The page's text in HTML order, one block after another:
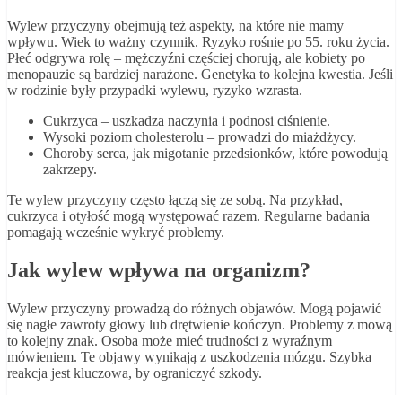
Wylew przyczyny obejmują też aspekty, na które nie mamy
wpływu. Wiek to ważny czynnik. Ryzyko rośnie po 55. roku życia.
Płeć odgrywa rolę – mężczyźni częściej chorują, ale kobiety po
menopauzie są bardziej narażone. Genetyka to kolejna kwestia. Jeśli
w rodzinie były przypadki wylewu, ryzyko wzrasta.
Cukrzyca – uszkadza naczynia i podnosi ciśnienie.
Wysoki poziom cholesterolu – prowadzi do miażdżycy.
Choroby serca, jak migotanie przedsionków, które powodują
zakrzepy.
Te wylew przyczyny często łączą się ze sobą. Na przykład,
cukrzyca i otyłość mogą występować razem. Regularne badania
pomagają wcześnie wykryć problemy.
Jak wylew wpływa na organizm?
Wylew przyczyny prowadzą do różnych objawów. Mogą pojawić
się nagłe zawroty głowy lub drętwienie kończyn. Problemy z mową
to kolejny znak. Osoba może mieć trudności z wyraźnym
mówieniem. Te objawy wynikają z uszkodzenia mózgu. Szybka
reakcja jest kluczowa, by ograniczyć szkody.